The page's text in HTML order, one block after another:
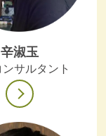
辛淑玉
ンサルタント